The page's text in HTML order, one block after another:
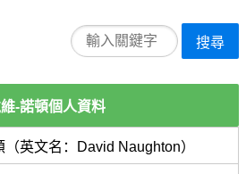
搜尋
-諾頓個人資料
（英文名：David Naughton）